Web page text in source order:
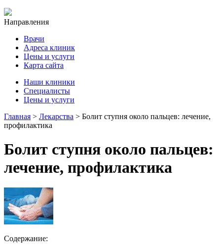
Направления
Врачи
Адреса клиник
Цены и услуги
Карта сайта
Наши клиники
Специалисты
Цены и услуги
Главная > Лекарства > Болит ступня около пальцев: лечение,
профилактика
Болит ступня около пальцев:
лечение, профилактика
Содержание: